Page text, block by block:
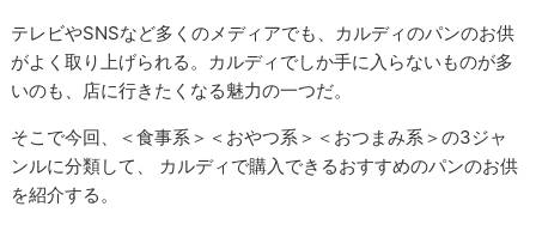
テレビやSNSなど多くのメディアでも、カルディのパンのお供
がよく取り上げられる。カルディでしか手に入らないものが多
いのも、店に行きたくなる魅力の一つだ。
そこで今回、＜食事系＞＜おやつ系＞＜おつまみ系＞の3ジャ
ンルに分類して、 カルディで購入できるおすすめのパンのお供
を紹介する。